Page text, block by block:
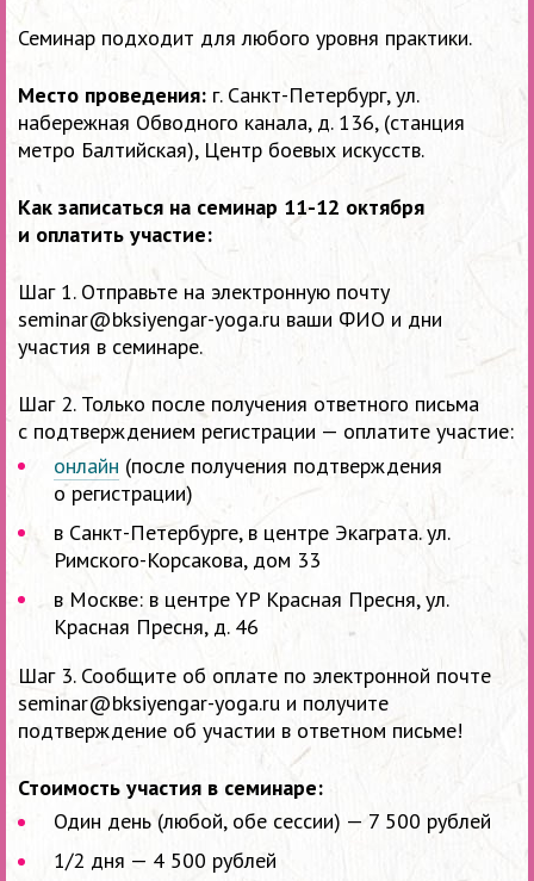
Семинар подходит для любого уровня практики.
Место проведения: г. Санкт-Петербург, ул.
набережная Обводного канала, д. 136, (станция
метро Балтийская), Центр боевых искусств.
Как записаться на семинар 11-12 октября
и оплатить участие:
Шаг 1. Отправьте на электронную почту
seminar@bksiyengar-yoga.ru ваши ФИО и дни
участия в семинаре.
Шаг 2. Только после получения ответного письма
с подтверждением регистрации — оплатите участие:
онлайн (после получения подтверждения
о регистрации)
в Санкт-Петербурге, в центре Экаграта. ул.
Римского-Корсакова, дом 33
в Москве: в центре YP Красная Пресня, ул.
Красная Пресня, д. 46
Шаг 3. Сообщите об оплате по электронной почте
seminar@bksiyengar-yoga.ru и получите
подтверждение об участии в ответном письме!
Стоимость участия в семинаре:
Один день (любой, обе сессии) — 7 500 рублей
1/2 дня — 4 500 рублей